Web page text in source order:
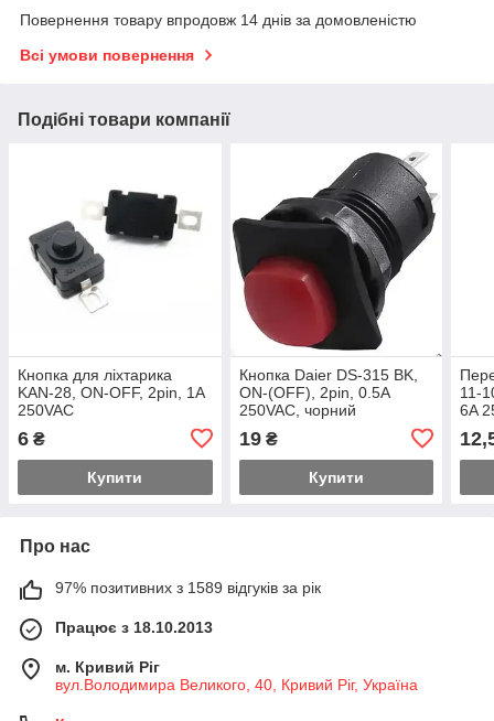
Повернення товару впродовж 14 днів за домовленістю
Всі умови повернення
Подібні товари компанії
Кнопка для ліхтарика
KAN-28, ON-OFF, 2pin, 1A
250VAC
6 ₴
Купити
Кнопка Daier DS-315 BK,
ON-(OFF), 2pin, 0.5A
250VAC, чорний
19₴
Купити
11-
6A
Про нас
97% позитивних з 1589 відгуків за рік
Працює з 18.10.2013
м. Кривий Ріг
вул.Володимира Великого, 40, Кривий Ріг, Україна